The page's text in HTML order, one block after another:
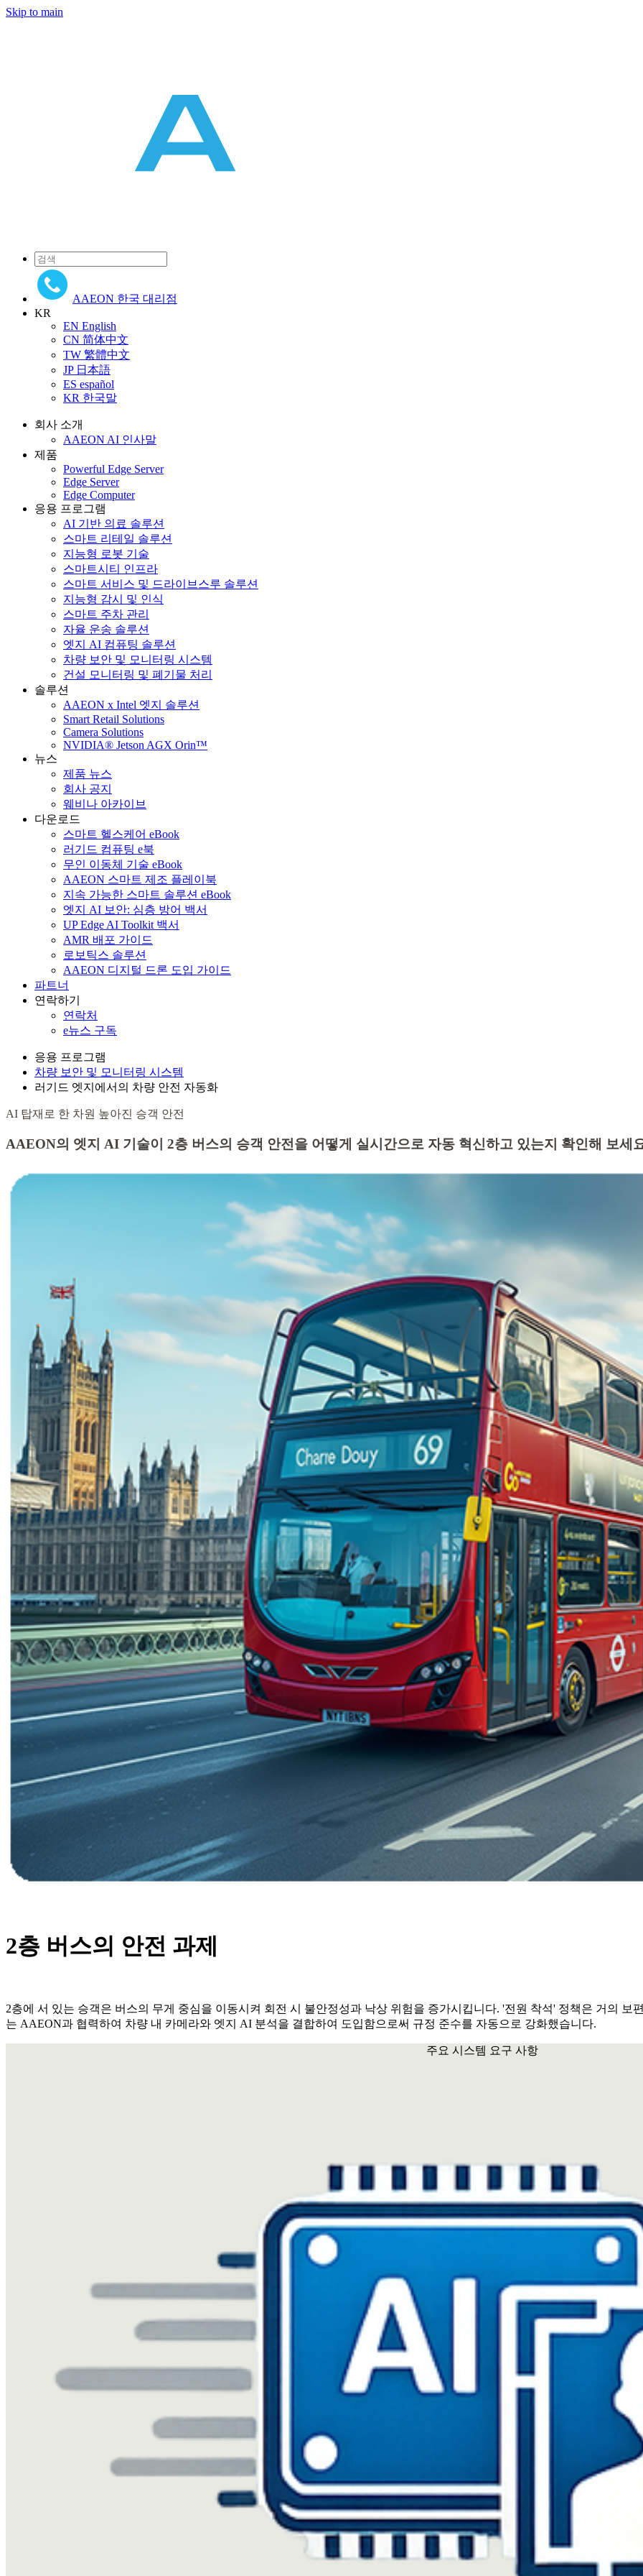
Skip to main
AAEON 한국 대리점
KR
EN English
CN 简体中文
TW 繁體中文
JP 日本語
ES español
KR 한국말
회사 소개
AAEON AI 인사말
제품
Powerful Edge Server
Edge Server
Edge Computer
응용 프로그램
AI 기반 의료 솔루션
스마트 리테일 솔루션
지능형 로봇 기술
스마트시티 인프라
스마트 서비스 및 드라이브스루 솔루션
지능형 감시 및 인식
스마트 주차 관리
자율 운송 솔루션
엣지 AI 컴퓨팅 솔루션
차량 보안 및 모니터링 시스템
건설 모니터링 및 폐기물 처리
솔루션
AAEON x Intel 엣지 솔루션
Smart Retail Solutions
Camera Solutions
NVIDIA® Jetson AGX Orin™
뉴스
제품 뉴스
회사 공지
웨비나 아카이브
다운로드
스마트 헬스케어 eBook
러기드 컴퓨팅 e북
무인 이동체 기술 eBook
AAEON 스마트 제조 플레이북
지속 가능한 스마트 솔루션 eBook
엣지 AI 보안: 심층 방어 백서
UP Edge AI Toolkit 백서
AMR 배포 가이드
로보틱스 솔루션
AAEON 디지털 드론 도입 가이드
파트너
연락하기
연락처
e뉴스 구독
응용 프로그램
차량 보안 및 모니터링 시스템
러기드 엣지에서의 차량 안전 자동화
AI 탑재로 한 차원 높아진 승객 안전
AAEON의 엣지 AI 기술이 2층 버스의 승객 안전을 어떻게 실시간으로 자동 혁신하고 있는지 확인해 보세
2층 버스의 안전 과제
2층에 서 있는 승객은 버스의 무게 중심을 이동시켜 회전 시 불안정성과 낙상 위험을 증가시킵니다. '전원 착석' 정책은 거의
는 AAEON과 협력하여 차량 내 카메라와 엣지 AI 분석을 결합하여 도입함으로써 규정 준수를 자동으로 강화했습니다.
주요 시스템 요구 사항